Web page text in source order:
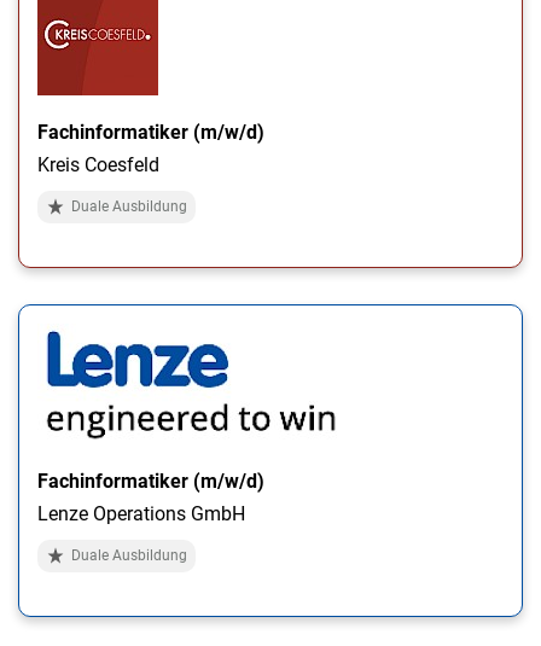
Fachinformatiker (m/w/d)
Kreis Coesfeld
Duale Ausbildung
Fachinformatiker (m/w/d)
Lenze Operations GmbH
Duale Ausbildung